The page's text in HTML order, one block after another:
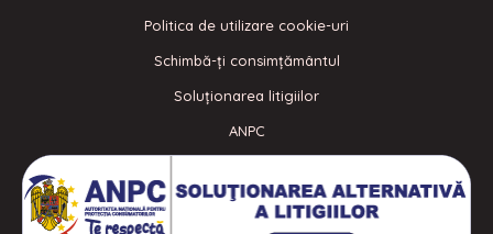
Politica de utilizare cookie-uri
Schimbă-ți consimțământul
Soluționarea litigiilor
ANPC